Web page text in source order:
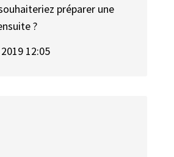
préparer une
?
12:05